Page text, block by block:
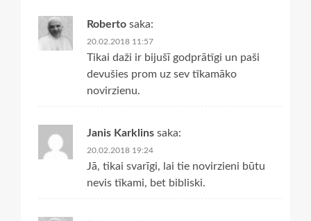
Roberto saka:
20.02.2018 11:57
Tikai daži ir bijušī godprātīgi un paši
devušies prom uz sev tīkamāko
novirzienu.
Janis Karklins saka:
20.02.2018 19:24
Jā, tikai svarīgi, lai tie novirzieni būtu
nevis tīkami, bet bibliski.